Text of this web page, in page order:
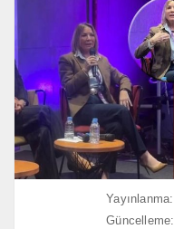
Yayınlanma:
Güncelleme: